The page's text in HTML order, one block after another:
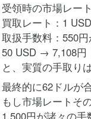
受領時の市場レー
買取レート：1
取扱手数料：550
50 USD → 7,108円
と、実質の手取り
最終的に62ドルが
もし市場レートそ